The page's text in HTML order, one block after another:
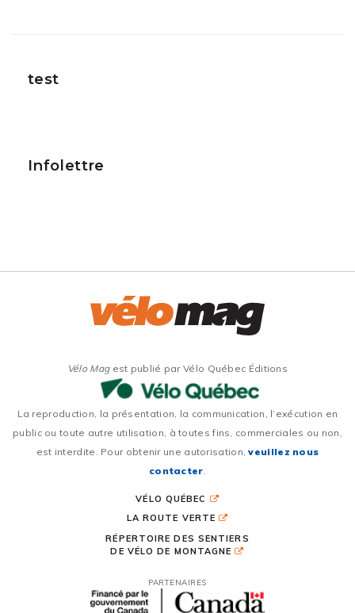
test
Infolettre
Vélo Magest publié par Vélo Québec Éditions
La reproduction, la présentation, la communication, l’exécution en
public ou toute autre utilisation, à toutes fins, commerciales ou non,
est interdite. Pour obtenir une autorisation,veuillez nous
contacter
VÉLO QUÉBEC
LA ROUTE VERTE
RÉPERTOIRE DES SENTIERS
DE VÉLO DE MONTAGNE
PARTENAIRES